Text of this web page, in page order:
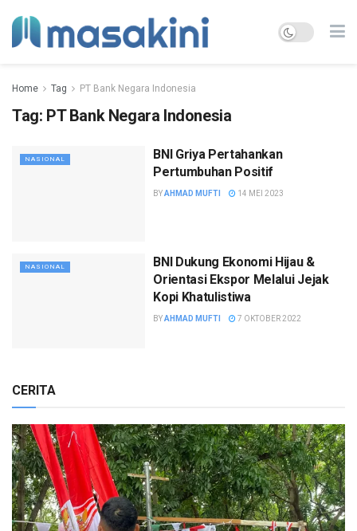
Home Tag PT Bank Negara Indonesia
Tag: PT Bank Negara Indonesia
NASIONAL
BNI Griya Pertahankan
Pertumbuhan Positif
BYAHMAD MUFTI 14 MEI 2023
NASIONAL
BNI Dukung Ekonomi Hijau &
Orientasi Ekspor Melalui Jejak
Kopi Khatulistiwa
BYAHMAD MUFTI 7 OKTOBER 2022
CERITA